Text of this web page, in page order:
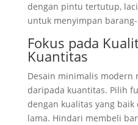
dengan pintu tertutup,
untuk menyimpan
Fokus pada
Kuantitas
Desain minimalis modern
daripada kuantitas. Pilih
dengan kualitas yang
lama. Hindari membeli